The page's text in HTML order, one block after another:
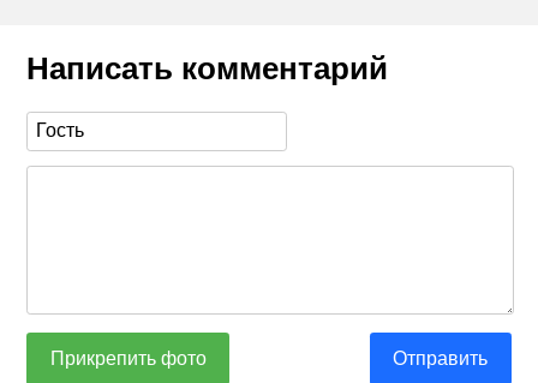
Написать комментарий
Прикрепить фото Отправить